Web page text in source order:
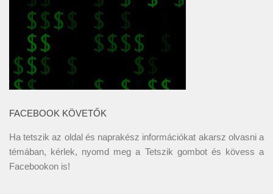
FACEBOOK KÖVETŐK
Ha tetszik az oldal és naprakész információkat akarsz olvasni a
témában, kérlek, nyomd meg a Tetszik gombot és kövess a
Facebookon is!